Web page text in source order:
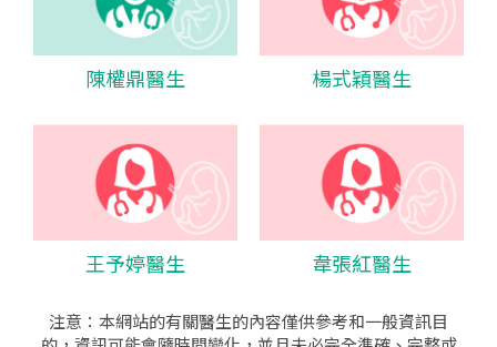
陳權鼎醫生 楊式穎醫生
王予婷醫生 韋張紅醫生
注意：本網站的有關醫生的內容僅供參考和一般資訊目